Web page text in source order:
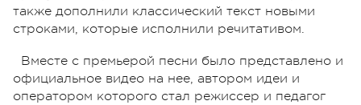
также дополнили классический текст новыми
строками, которые исполнили речитативом.
Вместе с премьерой песни было представлено и
официальное видео на нее, автором идеи и
оператором которого стал режиссер и педагог